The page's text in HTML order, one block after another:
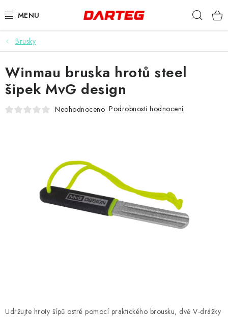
na
ŠIPKY
TERČE
DOPLŇKY K TERČI
POUZDRA
TERČE A ŠIPKY
Brusky
Udržujte hroty šípů ostré pomocí praktického brousku, dvě V-drážky
Winmau bruska hrotů steel
šipek MvG design
Neohodnoceno Podrobnosti hodnocení